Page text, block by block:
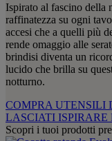
Ispirato al fascino della
raffinatezza su ogni
accesi che a quelli più
rende omaggio alle
brindisi diventa un
lucido che brilla su
notturno.
COMPRA UTENSILI
LASCIATI ISPIRARE
Scopri i tuoi prodotti